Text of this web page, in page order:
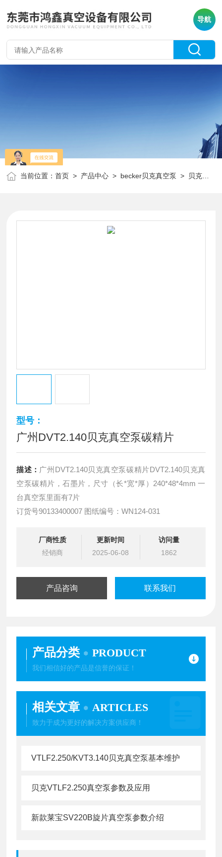
导航
当前位置：首页 > 产品中心 > becker贝克真空泵 > 贝克真空泵碳精片
型号：
广州DVT2.140贝克真空泵碳精片
描述： 广州DVT2.140贝克真空泵碳精片DVT2.140贝克真
空泵碳精片，石墨片，尺寸（长*宽*厚）240*48*4mm 一
台真空泵里面有7片
订货号90133400007 图纸编号：WN124-031
厂商性质
经销商
更新时间
2025-06-08
访问量
1862
产品咨询 联系我们
产品分类 PRODUCT
我们相信好的产品是信誉的保证！
相关文章 ARTICLES
致力于成为更好的解决方案供应商！
VTLF2.250/KVT3.140贝克真空泵基本维护
贝克VTLF2.250真空泵参数及应用
新款莱宝SV220B旋片真空泵参数介绍